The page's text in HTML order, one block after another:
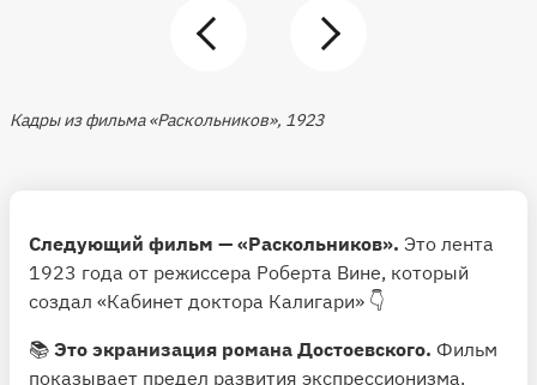
Кадры из фильма «Раскольников», 1923
Следующий фильм — «Раскольников». Это лента
1923 года от режиссера Роберта Вине, который
создал «Кабинет доктора Калигари» 👇
📚 Это экранизация романа Достоевского. Фильм
показывает предел развития экспрессионизма.